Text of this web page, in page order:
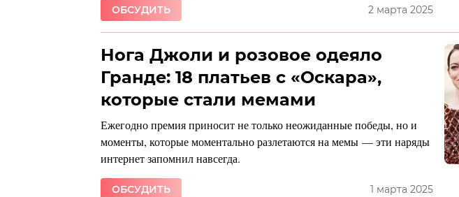
2 марта 2025
ОБСУДИТЬ
Нога Джоли и розовое одеяло
Гранде: 18 платьев с «Оскара»,
которые стали мемами
Ежегодно премия приносит не только неожиданные победы, но и
моменты, которые моментально разлетаются на мемы — эти наряды
интернет запомнил навсегда.
1 марта 2025
ОБСУДИТЬ